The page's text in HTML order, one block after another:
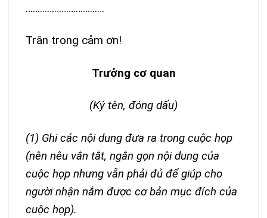
……………………………
Trân trọng cảm ơn!
Trưởng cơ quan
(Ký tên, đóng dấu)
(1) Ghi các nội dung đưa ra trong cuộc họp
(nên nêu vắn tắt, ngắn gọn nội dung của
cuộc họp nhưng vẫn phải đủ để giúp cho
người nhận nắm được cơ bản mục đích của
cuộc họp).